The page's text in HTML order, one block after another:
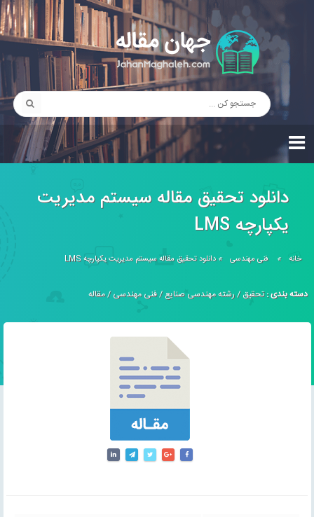
دانلود تحقیق مقاله سیستم مدیریت
یکپارچه LMS
خانه » فنی مهندسی »دانلود تحقیق مقاله سیستم مدیریت یکپارچه LMS
دسته بندی :تحقیق/رشته مهندسی صنایع/فنی مهندسی/مقاله